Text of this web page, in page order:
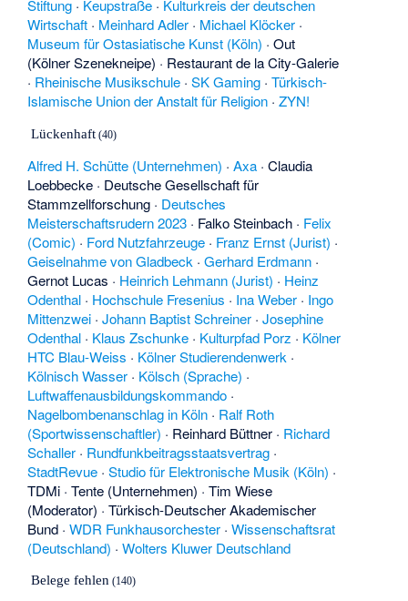
Stiftung · Keupstraße · Kulturkreis der deutschen
Wirtschaft · Meinhard Adler · Michael Klöcker ·
Museum für Ostasiatische Kunst (Köln) ·Out
(Kölner Szenekneipe) · Restaurant de la City-Galerie
· Rheinische Musikschule ·SK Gaming ·Türkisch-
Islamische Union der Anstalt für Religion ·ZYN!
Lückenhaft (40)
Alfred H. Schütte (Unternehmen) ·Axa ·Claudia
Loebbecke · Deutsche Gesellschaft für
Stammzellforschung · Deutsches
Meisterschaftsrudern 2023 · Falko Steinbach · Felix
(Comic) · Ford Nutzfahrzeuge · Franz Ernst (Jurist) ·
Geiselnahme von Gladbeck ·Gerhard Erdmann ·
Gernot Lucas · Heinrich Lehmann (Jurist) · Heinz
Odenthal · Hochschule Fresenius · Ina Weber · Ingo
Mittenzwei ·Johann Baptist Schreiner ·Josephine
Odenthal · Klaus Zschunke · Kulturpfad Porz · Kölner
HTC Blau-Weiss · Kölner Studierendenwerk ·
Kölnisch Wasser · Kölsch (Sprache) ·
Luftwaffenausbildungskommando ·
Nagelbombenanschlag in Köln · Ralf Roth
(Sportwissenschaftler) · Reinhard Büttner · Richard
Schaller · Rundfunkbeitragsstaatsvertrag ·
StadtRevue ·Studio für Elektronische Musik (Köln) ·
TDMi ·Tente (Unternehmen) ·Tim Wiese
(Moderator) ·Türkisch-Deutscher Akademischer
Bund ·WDR Funkhausorchester ·Wissenschaftsrat
(Deutschland) ·Wolters Kluwer Deutschland
Belege fehlen (140)